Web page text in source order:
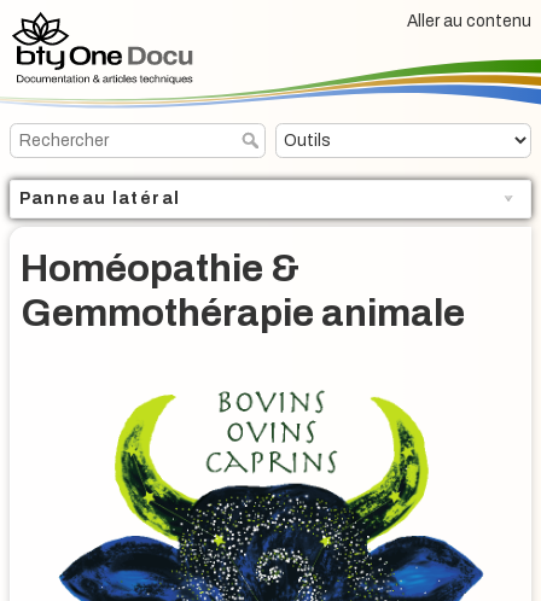
Aller au contenu
Panneau latéral
Homéopathie &
Gemmothérapie animale